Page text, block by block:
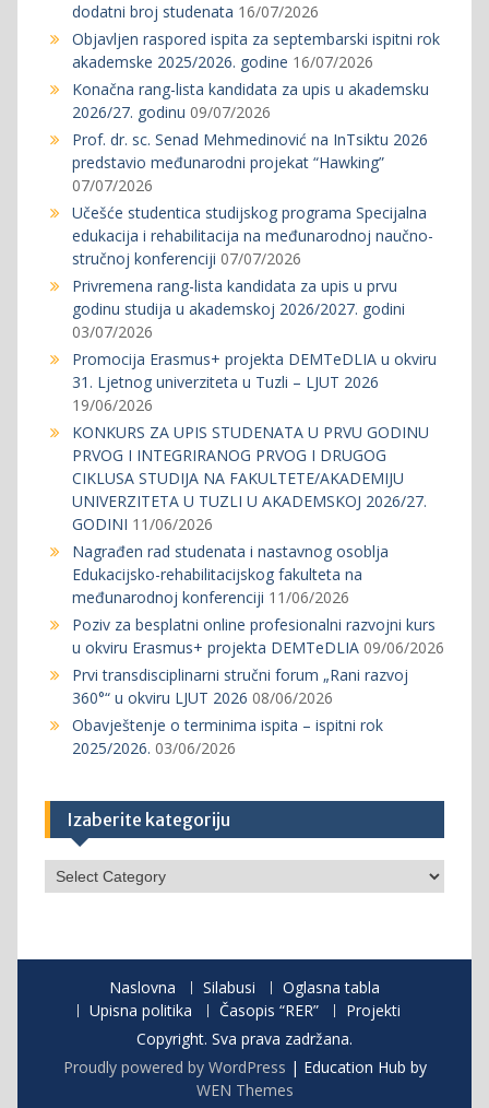
dodatni broj studenata 16/07/2026
Objavljen raspored ispita za septembarski ispitni rok
akademske 2025/2026. godine 16/07/2026
Konačna rang-lista kandidata za upis u akademsku
2026/27. godinu 09/07/2026
Prof. dr. sc. Senad Mehmedinović na InTsiktu 2026
predstavio međunarodni projekat “Hawking”
07/07/2026
Učešće studentica studijskog programa Specijalna
edukacija i rehabilitacija na međunarodnoj naučno-
stručnoj konferenciji 07/07/2026
Privremena rang-lista kandidata za upis u prvu
godinu studija u akademskoj 2026/2027. godini
03/07/2026
Promocija Erasmus+ projekta DEMTeDLIA u okviru
31. Ljetnog univerziteta u Tuzli – LJUT 2026
19/06/2026
KONKURS ZA UPIS STUDENATA U PRVU GODINU
PRVOG I INTEGRIRANOG PRVOG I DRUGOG
CIKLUSA STUDIJA NA FAKULTETE/AKADEMIJU
UNIVERZITETA U TUZLI U AKADEMSKOJ 2026/27.
GODINI 11/06/2026
Nagrađen rad studenata i nastavnog osoblja
Edukacijsko-rehabilitacijskog fakulteta na
međunarodnoj konferenciji 11/06/2026
Poziv za besplatni online profesionalni razvojni kurs
u okviru Erasmus+ projekta DEMTeDLIA 09/06/2026
Prvi transdisciplinarni stručni forum „Rani razvoj
360°“ u okviru LJUT 2026 08/06/2026
Obavještenje o terminima ispita – ispitni rok
2025/2026. 03/06/2026
Izaberite kategoriju
Izaberite
kategoriju
Naslovna Silabusi
Oglasna tabla
Upisna politika
Časopis “RER”
Projekti
Copyright. Sva prava zadržana.
Proudly powered by WordPress | Education Hub by
WEN Themes